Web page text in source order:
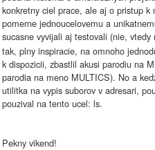
konkretny ciel prace, ale aj o pristup
pomerne jednoucelovemu a
sucasne vyvijali aj testovali (nie,
tak, plny inspiracie, na omnoho
k dispozicii, zbastlil akusi parodiu na
parodia na meno MULTICS). No a
utilitka na vypis suborov v adresari,
pouzival na tento ucel: ls.
Pekny vikend!